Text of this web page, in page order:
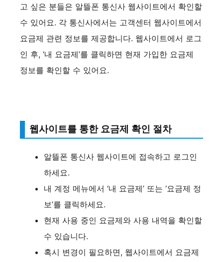
고 싶은 분들은 알뜰폰 통신사 웹사이트에서 확인할
수 있어요. 각 통신사에서는 고객센터 웹사이트에서
요금제 관련 정보를 제공합니다. 웹사이트에서 로그
인 후, ‘내 요금제’를 클릭하면 현재 가입한 요금제
정보를 확인할 수 있어요.
웹사이트를 통한 요금제 확인 절차
알뜰폰 통신사 웹사이트에 접속하고 로그인
하세요.
내 계정 메뉴에서 ‘내 요금제’ 또는 ‘요금제 정
보’를 클릭하세요.
현재 사용 중인 요금제와 사용 내역을 확인할
수 있습니다.
혹시 변경이 필요하면, 웹사이트에서 요금제